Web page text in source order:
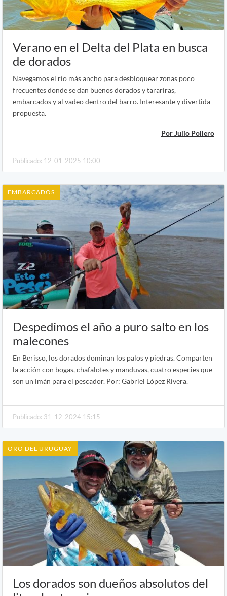
Verano en el Delta del Plata en busca
de dorados
Navegamos el río más ancho para desbloquear zonas poco
frecuentes donde se dan buenos dorados y tarariras,
embarcados y al vadeo dentro del barro. Interesante y divertida
propuesta.
Por Julio Pollero
Publicado: 12-01-2025 10:00
EMBARCADOS
Despedimos el año a puro salto en los
malecones
En Berisso, los dorados dominan los palos y piedras. Comparten
la acción con bogas, chafalotes y manduvas, cuatro especies que
son un imán para el pescador. Por: Gabriel López Rivera.
Publicado: 31-12-2024 15:15
ORO DEL URUGUAY
Los dorados son dueños absolutos del